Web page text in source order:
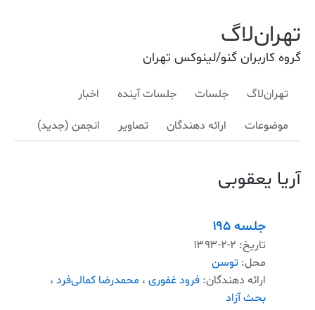
تهران‌لاگ
گروه کاربران گنو/لینوکس تهران
تهران‌لاگ جلسات جلسات آینده اخبار
موضوعات ارائه دهندگان تصاویر انجمن (جدید)
آریا یعقوبی
جلسه ۱۹۵
تاریخ: ۱۳۹۳-۲-۲
محل: توسن
ارائه دهندگان: فرود غفوری ، محمدرضا کمالی‌فرد ،
بحث آزاد